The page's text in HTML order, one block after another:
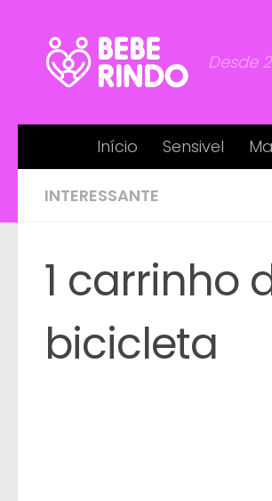
Desde
Início Sensivel
INTERESSANTE
1 carrinho
bicicleta